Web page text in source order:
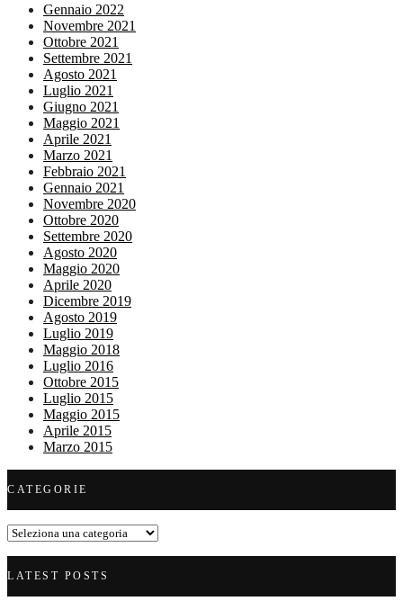
Gennaio 2022
Novembre 2021
Ottobre 2021
Settembre 2021
Agosto 2021
Luglio 2021
Giugno 2021
Maggio 2021
Aprile 2021
Marzo 2021
Febbraio 2021
Gennaio 2021
Novembre 2020
Ottobre 2020
Settembre 2020
Agosto 2020
Maggio 2020
Aprile 2020
Dicembre 2019
Agosto 2019
Luglio 2019
Maggio 2018
Luglio 2016
Ottobre 2015
Luglio 2015
Maggio 2015
Aprile 2015
Marzo 2015
CATEGORIE
Categorie
LATEST POSTS